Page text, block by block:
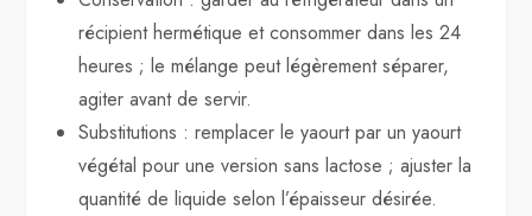
récipient hermétique et consommer dans les 24
heures ; le mélange peut légèrement séparer,
agiter avant de servir.
Substitutions : remplacer le yaourt par un yaourt
végétal pour une version sans lactose ; ajuster la
quantité de liquide selon l’épaisseur désirée.